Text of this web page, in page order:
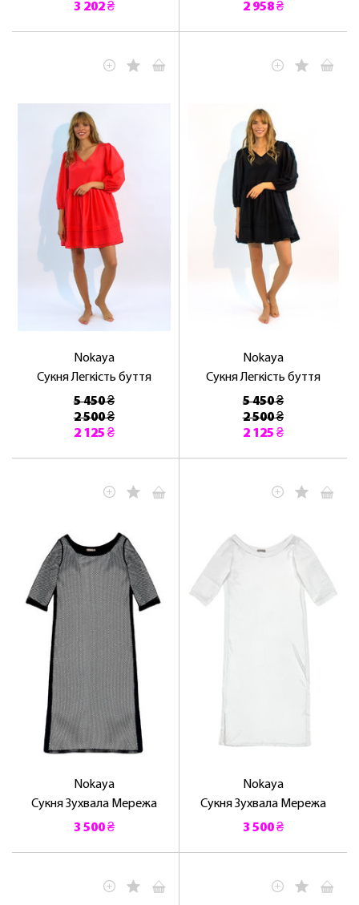
3 202 ₴ 2 958 ₴
Nokaya
Сукня Легкість буття
5 450 ₴
2 500 ₴
2 125 ₴
Nokaya
Сукня Легкість буття
5 450 ₴
2 500 ₴
2 125 ₴
Nokaya
Сукня Зухвала Мережа
3 500 ₴
Nokaya
Сукня Зухвала Мережа
3 500 ₴
NOSOVSKI.COM! ПРИЙМІТЬ ВІД НАС
ПРИВІТНИЙ БОНУС - ЗНИЖКУ НА